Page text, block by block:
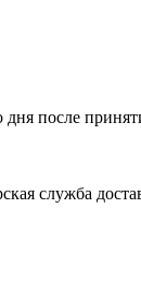
после
служба